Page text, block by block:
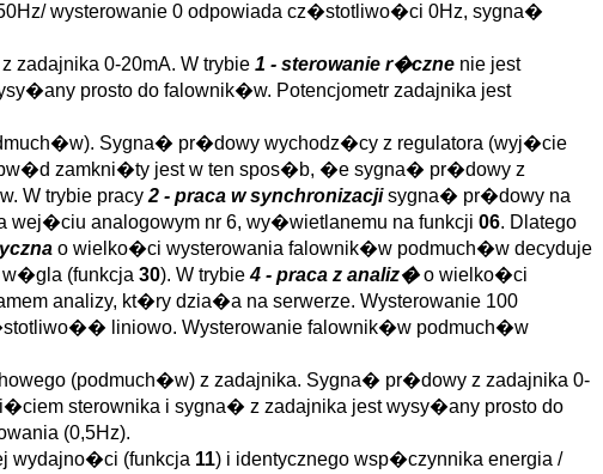
wysterowanie 0 odpowiada cz�stotliwo�ci 0Hz, sygna�
zadajnika 0-20mA. W trybie 1 - sterowanie r�czne nie jest
prosto do falownik�w. Potencjometr zadajnika jest
Sygna� pr�dowy wychodz�cy z regulatora (wyj�cie
zamkni�ty jest w ten spos�b, �e sygna� pr�dowy z
W trybie pracy 2 - praca w synchronizacjisygna� pr�dowy na
analogowym nr 6, wy�wietlanemu na funkcji 06. Dlatego
o wielko�ci wysterowania falownik�w podmuch�w decyduje
w�gla (funkcja 30). W trybie4 - praca z analiz�o wielko�ci
analizy, kt�ry dzia�a na serwerze. Wysterowanie 100
liniowo. Wysterowanie falownik�w podmuch�w
(podmuch�w) z zadajnika. Sygna� pr�dowy z zadajnika 0-
sterownika i sygna� z zadajnika jest wysy�any prosto do
(0,5Hz).
wydajno�ci (funkcja 11) i identycznego wsp�czynnika energia /